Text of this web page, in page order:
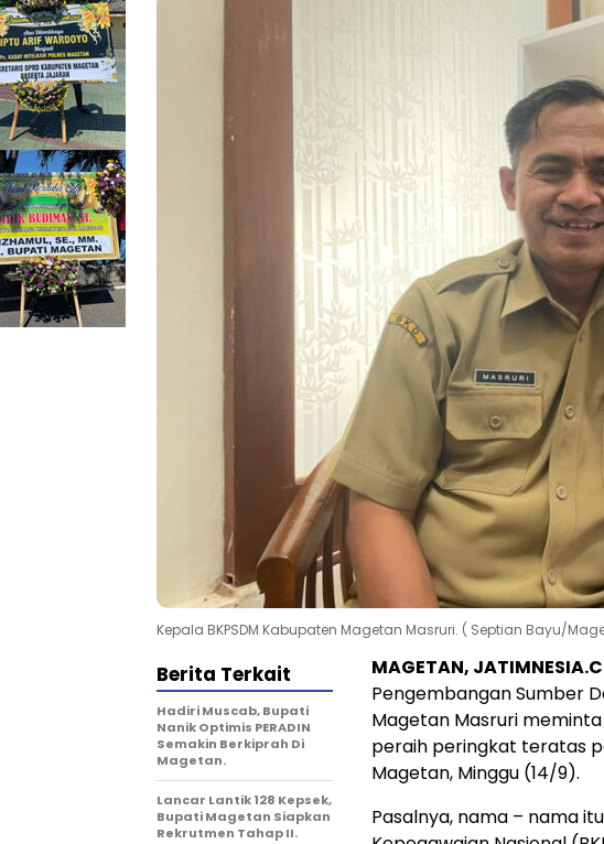
Kepala BKPSDM Kabupaten Magetan Masruri. ( Septian Bayu/
MAGETAN,
Pengembangan Sumber
Magetan Masruri
peraih peringkat teratas
Magetan, Minggu (14/9).
Pasalnya, nama – nama
Berita Terkait
Hadiri Muscab, Bupati
Nanik Optimis PERADIN
Semakin Berkiprah Di
Magetan.
Lancar Lantik 128 Kepsek,
Bupati Magetan Siapkan
Rekrutmen Tahap II.